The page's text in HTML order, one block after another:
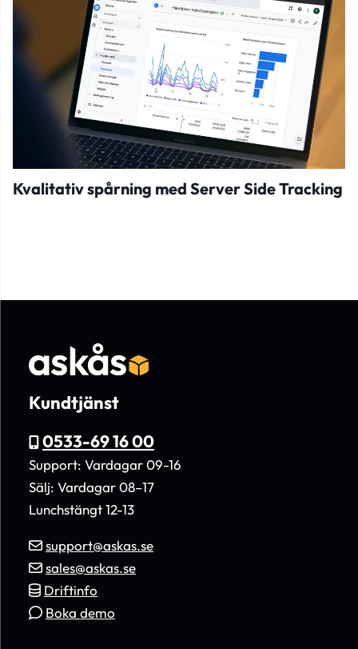
Kvalitativ spårning med Server Side Tracking
Kundtjänst
0533-69 16 00
Support: Vardagar 09-16
Sälj: Vardagar 08–17
Lunchstängt 12-13
support@askas.se
sales@askas.se
Driftinfo
Boka demo